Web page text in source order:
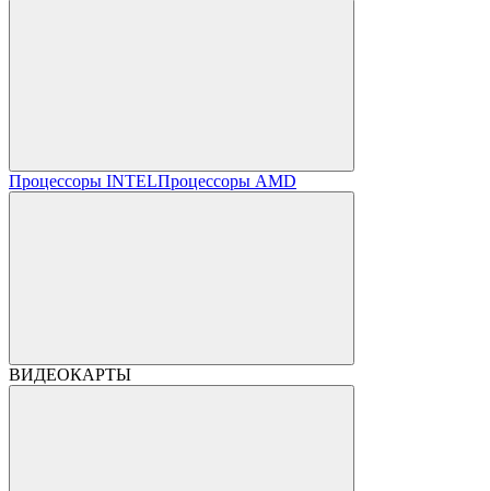
Процессоры INTELПроцессоры AMD
ВИДЕОКАРТЫ